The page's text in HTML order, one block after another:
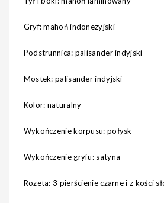
- Gryf: mahoń indonezyjski
- Podstrunnica: palisander indyjski
- Mostek: palisander indyjski
- Kolor: naturalny
- Wykończenie korpusu: połysk
- Wykończenie gryfu: satyna
- Rozeta: 3 pierścienie czarne i z kości